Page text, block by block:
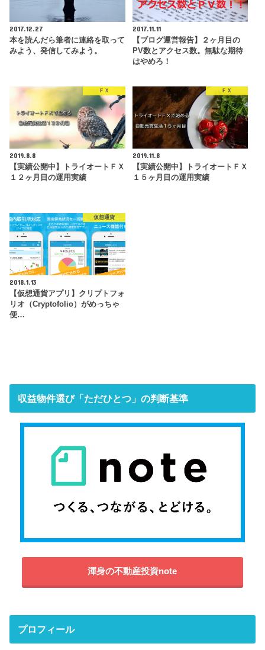
2017.12.27
本を読んだら筆者に連絡を取って
みよう、発信してみよう。
2017.11.11
【ブログ運営報告】２ヶ月目の
PV数とアクセス数。無駄な期待
はやめろ！
ＦＸ
2019.8.8
【実績公開中】トライオートＦＸ
１２ヶ月目の運用実績
ＦＸ
2019.11.8
【実績公開中】トライオートＦＸ
１５ヶ月目の運用実績
仮想通貨
2018.1.13
【仮想通貨アプリ】クリプトフォ
リオ（Cryptofolio）がめっちゃ
便…
収益物件選び「ただひとつ」の判断基準
渾身の不動産投資note
プロフィール